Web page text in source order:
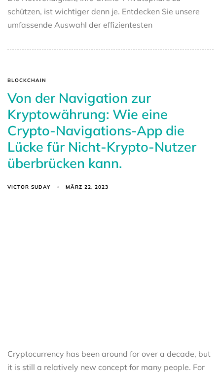
schützen, ist wichtiger denn je. Entdecken Sie unsere
umfassende Auswahl der effizientesten
BLOCKCHAIN
Von der Navigation zur
Kryptowährung: Wie eine
Crypto-Navigations-App die
Lücke für Nicht-Krypto-Nutzer
überbrücken kann.
VICTOR SUDAY MÄRZ 22, 2023
Cryptocurrency has been around for over a decade, but
it is still a relatively new concept for many people. For